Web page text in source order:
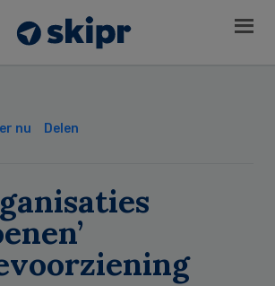
nu Delen